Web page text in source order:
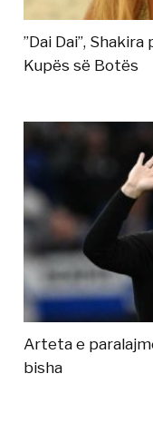
”Dai Dai”,
Kupës së Botës
Arteta e
bisha